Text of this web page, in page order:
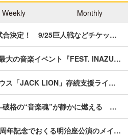
Weekly Monthly
合決定！ 9/25巨人戦などチケッ…
大の音楽イベント『FEST. INAZU…
ス「JACK LION」存続支援ライ…
格の“音楽魂”が静かに燃える …
年記念でおくる明治座公演のメイ…